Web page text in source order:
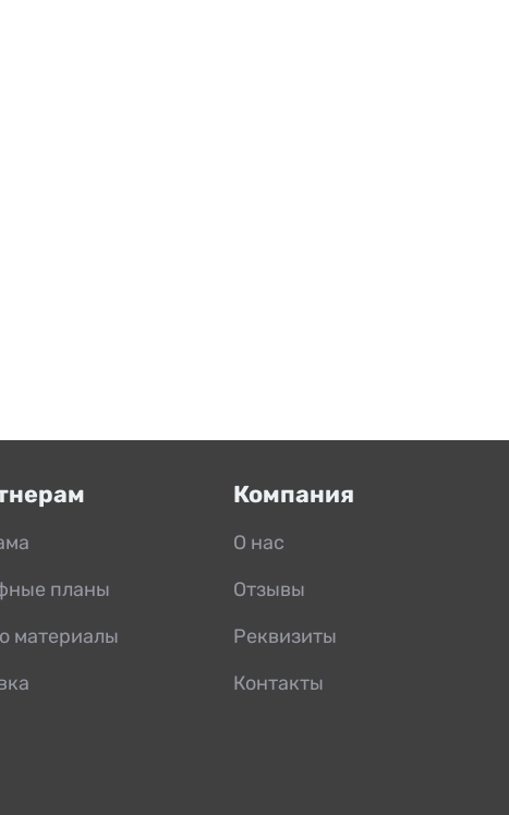
планы
материалы
Компания
О нас
Отзывы
Реквизиты
Контакты